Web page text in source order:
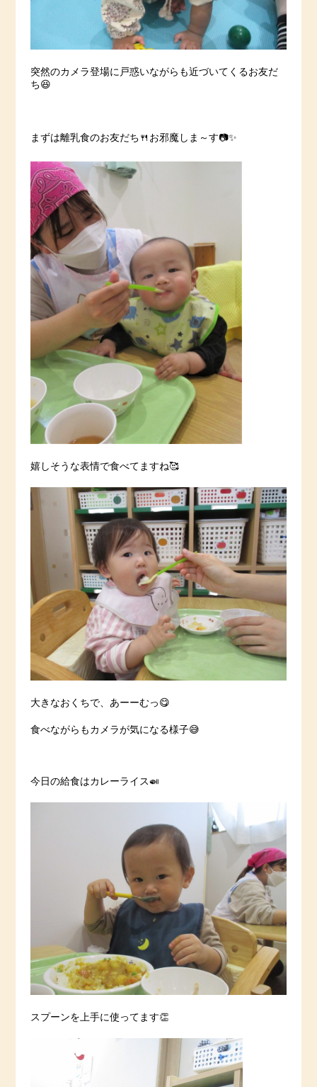
突然のカメラ登場に戸惑いながらも近づいてくるお友だ
ち😆
まずは離乳食のお友だち🍴お邪魔しま～す📷✨
嬉しそうな表情で食べてますね🥰
大きなおくちで、あーーむっ😋
食べながらもカメラが気になる様子😅
今日の給食はカレーライス🍛
スプーンを上手に使ってます👏